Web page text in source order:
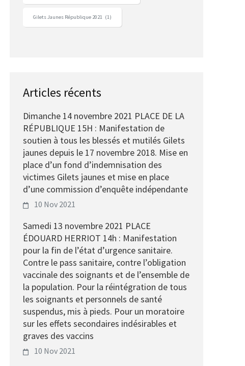
Gilets Jaunes République 2021 (1)
Articles récents
Dimanche 14 novembre 2021 PLACE DE LA
RÉPUBLIQUE 15H : Manifestation de
soutien à tous les blessés et mutilés Gilets
jaunes depuis le 17 novembre 2018. Mise en
place d’un fond d’indemnisation des
victimes Gilets jaunes et mise en place
d’une commission d’enquête indépendante
10 Nov 2021
Samedi 13 novembre 2021 PLACE
ÉDOUARD HERRIOT 14h : Manifestation
pour la fin de l’état d’urgence sanitaire.
Contre le pass sanitaire, contre l’obligation
vaccinale des soignants et de l’ensemble de
la population. Pour la réintégration de tous
les soignants et personnels de santé
suspendus, mis à pieds. Pour un moratoire
sur les effets secondaires indésirables et
graves des vaccins
10 Nov 2021